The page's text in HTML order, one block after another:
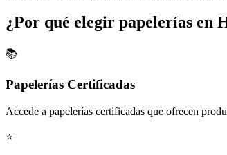
¿Por qué elegir papelerías en
📚
Papelerías Certificadas
Accede a papelerías certificadas que ofrecen
⭐